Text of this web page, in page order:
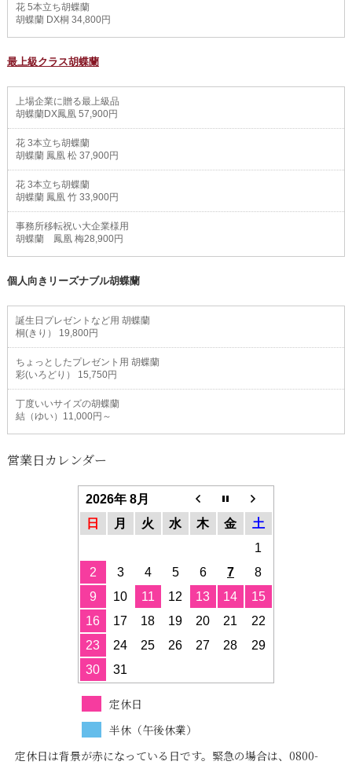
花 5本立ち胡蝶蘭
胡蝶蘭 DX桐 34,800円
最上級クラス胡蝶蘭
上場企業に贈る最上級品
胡蝶蘭DX鳳凰 57,900円
花 3本立ち胡蝶蘭
胡蝶蘭 鳳凰 松 37,900円
花 3本立ち胡蝶蘭
胡蝶蘭 鳳凰 竹 33,900円
事務所移転祝い大企業様用
胡蝶蘭 鳳凰 梅28,900円
個人向きリーズナブル胡蝶蘭
誕生日プレゼントなど用 胡蝶蘭
桐(きり） 19,800円
ちょっとしたプレゼント用 胡蝶蘭
彩(いろどり） 15,750円
丁度いいサイズの胡蝶蘭
結（ゆい）11,000円～
営業日カレンダー
2026年 8月
日
月 火 水 木 金
土
1
2
3 4 5 6 7
8
9
10 11 12 13 14
15
16
17 18 19 20 21
22
23
24 25 26 27 28
29
30
31
定休日
半休（午後休業）
定休日は背景が赤になっている日です。緊急の場合は、0800-